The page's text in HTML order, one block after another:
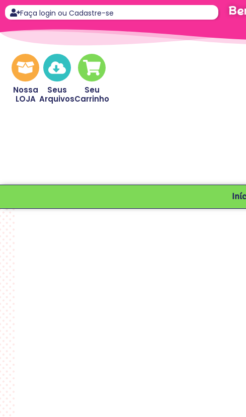
Faça login ou Cadastre-se
Nossa
LOJA
Seus
Arquivos
Seu
Carrinho